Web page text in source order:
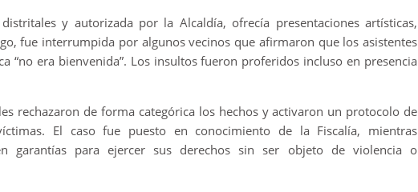
y autorizada por la Alcaldía, ofrecía presentaciones artísticas,
fue interrumpida por algunos vecinos que afirmaron que los asistentes
“no era bienvenida”. Los insultos fueron proferidos incluso en presencia
rechazaron de forma categórica los hechos y activaron un protocolo de
El caso fue puesto en conocimiento de la Fiscalía, mientras
garantías para ejercer sus derechos sin ser objeto de violencia o